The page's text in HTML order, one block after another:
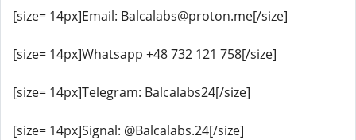
[size= 14px]Email: Balcalabs@proton.me[/size]
[size= 14px]Whatsapp +48 732 121 758[/size]
[size= 14px]Telegram: Balcalabs24[/size]
[size= 14px]Signal: @Balcalabs.24[/size]